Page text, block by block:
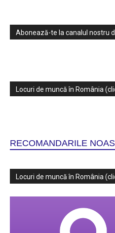
Abonează-te la canalul nostru
Locuri de muncă în România
RECOMANDARILE
Locuri de muncă în România